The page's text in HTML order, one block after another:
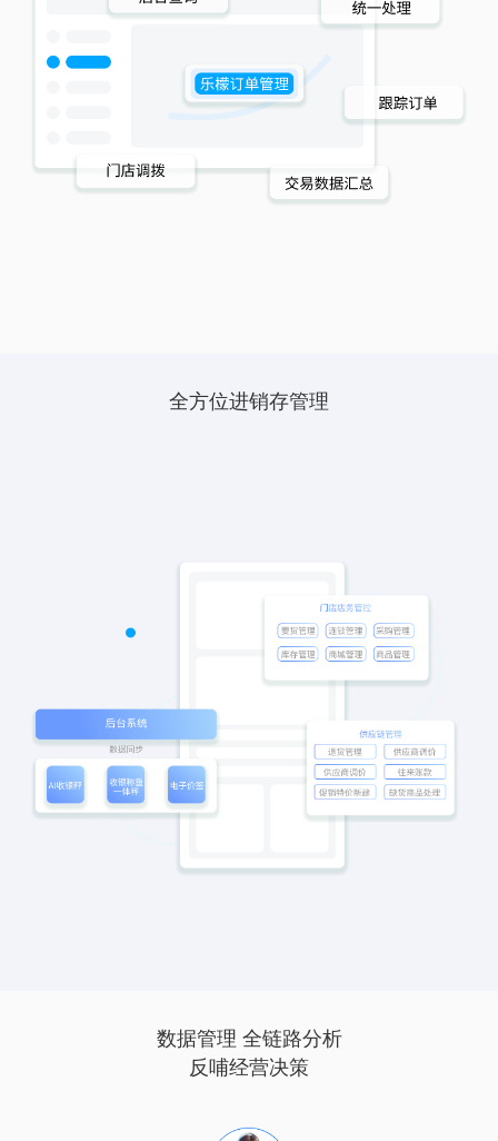
全方位进销存管理
数据管理 全链路分析
反哺经营决策